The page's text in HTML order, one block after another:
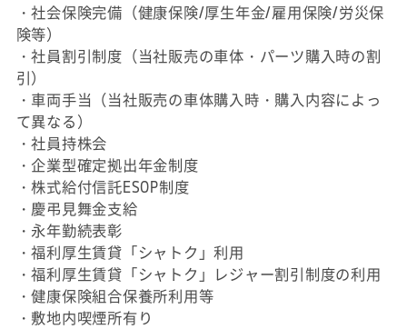
・社会保険完備（健康保険/厚生年金/雇用保険/労災保
険等）
・社員割引制度（当社販売の車体・パーツ購入時の割
引）
・車両手当（当社販売の車体購入時・購入内容によっ
て異なる）
・社員持株会
・企業型確定拠出年金制度
・株式給付信託ESOP制度
・慶弔見舞金支給
・永年勤続表彰
・福利厚生賃貸「シャトク」利用
・福利厚生賃貸「シャトク」レジャー割引制度の利用
・健康保険組合保養所利用等
・敷地内喫煙所有り